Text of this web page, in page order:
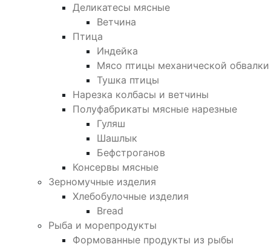
Деликатесы мясные
Ветчина
Птица
Индейка
Мясо птицы механической обвалки
Тушка птицы
Нарезка колбасы и ветчины
Полуфабрикаты мясные нарезные
Гуляш
Шашлык
Бефстроганов
Консервы мясные
Зерномучные изделия
Хлебобулочные изделия
Bread
Рыба и морепродукты
Формованные продукты из рыбы